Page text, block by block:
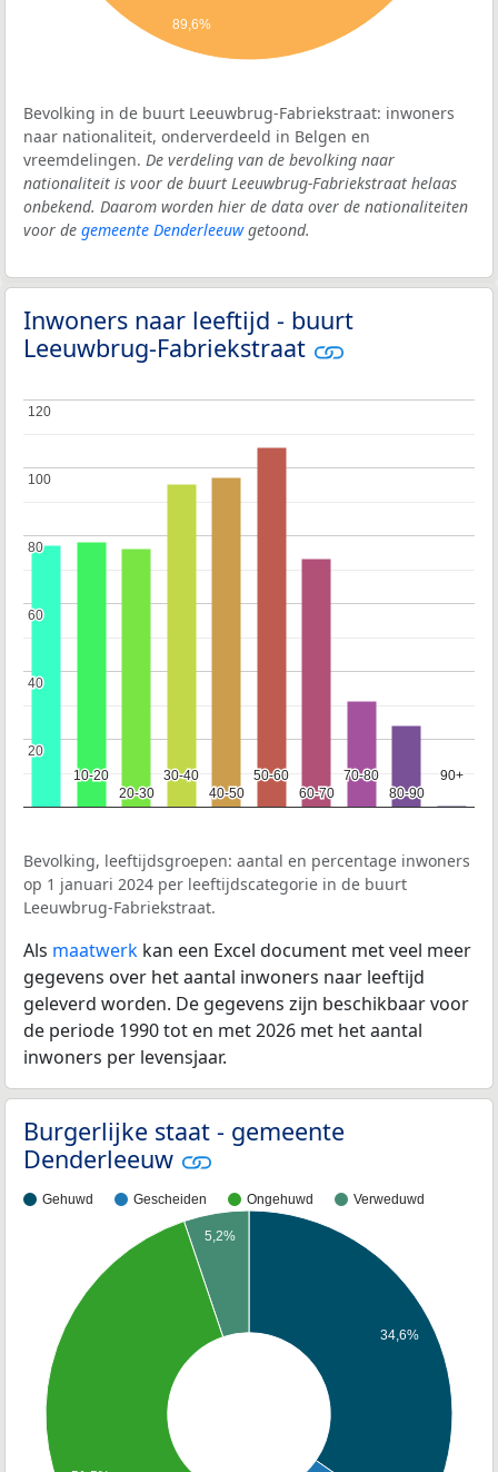
89,6%
Bevolking in de buurt Leeuwbrug-Fabriekstraat: inwoners
naar nationaliteit, onderverdeeld in Belgen en
vreemdelingen. De verdeling van de bevolking naar
nationaliteit is voor de buurt Leeuwbrug-Fabriekstraat helaas
onbekend. Daarom worden hier de data over de nationaliteiten
voor de gemeente Denderleeuwgetoond.
Inwoners naar leeftijd - buurt
Leeuwbrug-Fabriekstraat
10-20
10-20
20-30
20-30
30-40
30-40
40-50
40-50
50-60
50-60
60-70
60-70
70-80
70-80
80-90
80-90
90+
90+
20
20
40
40
60
60
80
80
100
100
120
120
Bevolking, leeftijdsgroepen: aantal en percentage inwoners
op 1 januari 2024 per leeftijdscategorie in de buurt
Leeuwbrug-Fabriekstraat.
Als maatwerk kan een Excel document met veel meer
gegevens over het aantal inwoners naar leeftijd
geleverd worden. De gegevens zijn beschikbaar voor
de periode 1990 tot en met 2026 met het aantal
inwoners per levensjaar.
Burgerlijke staat - gemeente
Denderleeuw
Gehuwd Gescheiden Ongehuwd Verweduwd
34,6%
5,2%